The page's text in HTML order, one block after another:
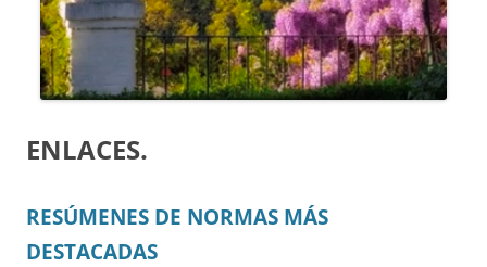
ENLACES.
RESÚMENES DE NORMAS MÁS
DESTACADAS